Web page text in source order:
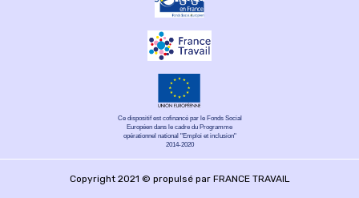
Ce dispositif est cofinancé par le Fonds Social
Européen dans le cadre du Programme
opérationnel national "Emploi et inclusion"
2014-2020
Copyright 2021 © propulsé par FRANCE TRAVAIL